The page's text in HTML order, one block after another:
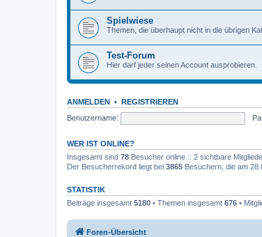
Spielwiese
Themen, die überhaupt nicht in die übrigen
Test-Forum
Hier darf jeder seinen Account ausprobieren.
ANMELDEN • REGISTRIEREN
Benutzername:
WER IST ONLINE?
Insgesamt sind 78 Besucher online :: 2 sichtbare
Der Besucherrekord liegt bei 3865 Besuchern, die am
STATISTIK
Beiträge insgesamt 5180 • Themen insgesamt 676 •
Foren-Übersicht